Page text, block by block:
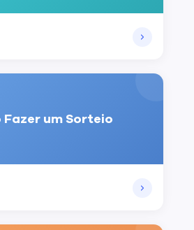
Fazer um Sorteio